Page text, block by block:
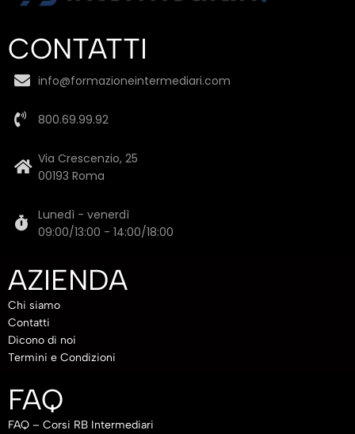
CONTATTI
info@formazioneintermediari.com
800.69.99.92
Via Crescenzio, 25
00193 Roma
Lunedì - venerdì
09:00/13:00 - 14:00/18:00
AZIENDA
Chi siamo
Contatti
Dicono di noi
Termini e Condizioni
FAQ
FAQ – Corsi RB Intermediari